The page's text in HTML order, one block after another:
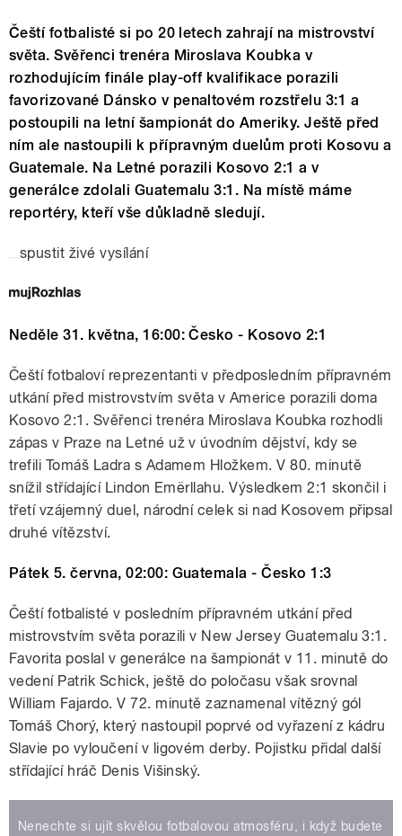
Čeští fotbalisté si po 20 letech zahrají na mistrovství
světa. Svěřenci trenéra Miroslava Koubka v
rozhodujícím finále play-off kvalifikace porazili
favorizované Dánsko v penaltovém rozstřelu 3:1 a
postoupili na letní šampionát do Ameriky. Ještě před
ním ale nastoupili k přípravným duelům proti Kosovu a
Guatemale. Na Letné porazili Kosovo 2:1 a v
generálce zdolali Guatemalu 3:1. Na místě máme
reportéry, kteří vše důkladně sledují.
spustit živé vysílání
Neděle 31. května, 16:00: Česko - Kosovo 2:1
Čeští fotbaloví reprezentanti v předposledním přípravném
utkání před mistrovstvím světa v Americe porazili doma
Kosovo 2:1. Svěřenci trenéra Miroslava Koubka rozhodli
zápas v Praze na Letné už v úvodním dějství, kdy se
trefili Tomáš Ladra s Adamem Hložkem. V 80. minutě
snížil střídající Lindon Emërllahu. Výsledkem 2:1 skončil i
třetí vzájemný duel, národní celek si nad Kosovem připsal
druhé vítězství.
Pátek 5. června, 02:00: Guatemala - Česko 1:3
Čeští fotbalisté v posledním přípravném utkání před
mistrovstvím světa porazili v New Jersey Guatemalu 3:1.
Favorita poslal v generálce na šampionát v 11. minutě do
vedení Patrik Schick, ještě do poločasu však srovnal
William Fajardo. V 72. minutě zaznamenal vítězný gól
Tomáš Chorý, který nastoupil poprvé od vyřazení z kádru
Slavie po vyloučení v ligovém derby. Pojistku přidal další
střídající hráč Denis Višinský.
Nenechte si ujít skvělou fotbalovou atmosféru, i když budete